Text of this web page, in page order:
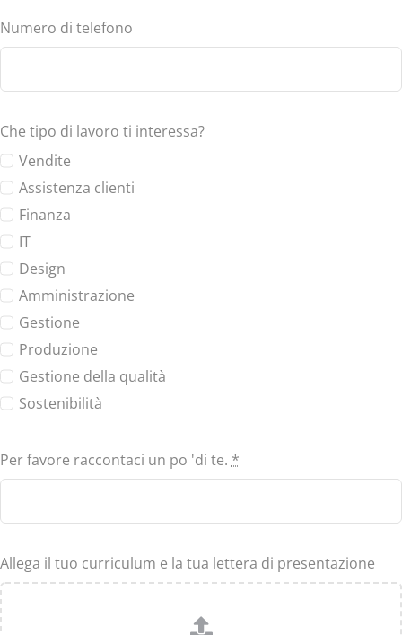
Numero di telefono
Che tipo di lavoro ti interessa?
Vendite
Assistenza clienti
Finanza
IT
Design
Amministrazione
Gestione
Produzione
Gestione della qualità
Sostenibilità
Per favore raccontaci un po 'di te. *
Allega il tuo curriculum e la tua lettera di presentazione